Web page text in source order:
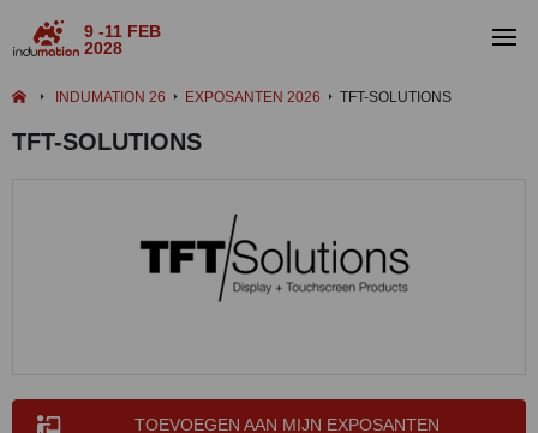
9 -11 FEB
2028
INDUMATION 26 EXPOSANTEN 2026 TFT-SOLUTIONS
TFT-SOLUTIONS
TOEVOEGEN AAN MIJN EXPOSANTEN